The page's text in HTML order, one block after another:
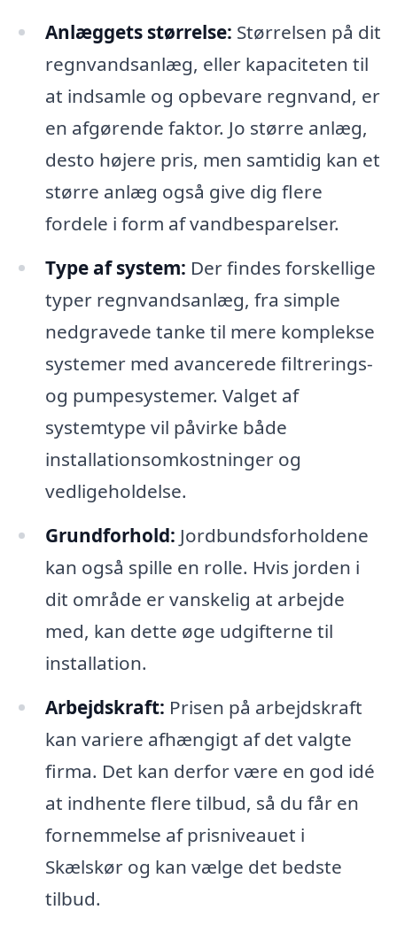
Anlæggets størrelse: Størrelsen på dit
regnvandsanlæg, eller kapaciteten til
at indsamle og opbevare regnvand, er
en afgørende faktor. Jo større anlæg,
desto højere pris, men samtidig kan et
større anlæg også give dig flere
fordele i form af vandbesparelser.
Type af system: Der findes forskellige
typer regnvandsanlæg, fra simple
nedgravede tanke til mere komplekse
systemer med avancerede filtrerings-
og pumpesystemer. Valget af
systemtype vil påvirke både
installationsomkostninger og
vedligeholdelse.
Grundforhold: Jordbundsforholdene
kan også spille en rolle. Hvis jorden i
dit område er vanskelig at arbejde
med, kan dette øge udgifterne til
installation.
Arbejdskraft: Prisen på arbejdskraft
kan variere afhængigt af det valgte
firma. Det kan derfor være en god idé
at indhente flere tilbud, så du får en
fornemmelse af prisniveauet i
Skælskør og kan vælge det bedste
tilbud.